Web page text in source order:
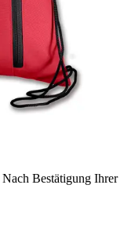
Nach Bestätigung Ihrer